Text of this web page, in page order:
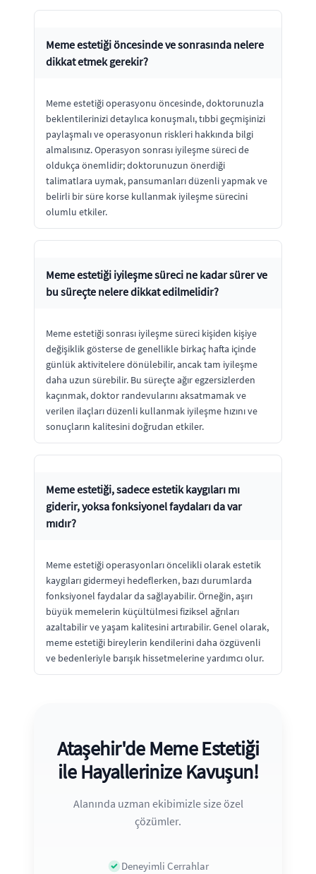
Meme estetiği öncesinde ve sonrasında nelere
dikkat etmek gerekir?
Meme estetiği operasyonu öncesinde, doktorunuzla
beklentilerinizi detaylıca konuşmalı, tıbbi geçmişinizi
paylaşmalı ve operasyonun riskleri hakkında bilgi
almalısınız. Operasyon sonrası iyileşme süreci de
oldukça önemlidir; doktorunuzun önerdiği
talimatlara uymak, pansumanları düzenli yapmak ve
belirli bir süre korse kullanmak iyileşme sürecini
olumlu etkiler.
Meme estetiği iyileşme süreci ne kadar sürer ve
bu süreçte nelere dikkat edilmelidir?
Meme estetiği sonrası iyileşme süreci kişiden kişiye
değişiklik gösterse de genellikle birkaç hafta içinde
günlük aktivitelere dönülebilir, ancak tam iyileşme
daha uzun sürebilir. Bu süreçte ağır egzersizlerden
kaçınmak, doktor randevularını aksatmamak ve
verilen ilaçları düzenli kullanmak iyileşme hızını ve
sonuçların kalitesini doğrudan etkiler.
Meme estetiği, sadece estetik kaygıları mı
giderir, yoksa fonksiyonel faydaları da var
mıdır?
Meme estetiği operasyonları öncelikli olarak estetik
kaygıları gidermeyi hedeflerken, bazı durumlarda
fonksiyonel faydalar da sağlayabilir. Örneğin, aşırı
büyük memelerin küçültülmesi fiziksel ağrıları
azaltabilir ve yaşam kalitesini artırabilir. Genel olarak,
meme estetiği bireylerin kendilerini daha özgüvenli
ve bedenleriyle barışık hissetmelerine yardımcı olur.
Ataşehir'de Meme Estetiği
ile Hayallerinize Kavuşun!
Alanında uzman ekibimizle size özel
çözümler.
Deneyimli Cerrahlar